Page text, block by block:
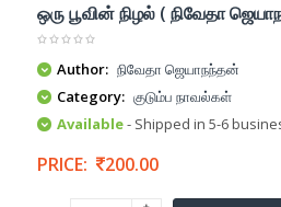
ஒரு பூவின் நிழல் ( நிவேதா
Author: நிவேதா ஜெயாநந்தன்
Category: குடும்ப நாவல்கள்
Available- Shipped in 5-6
PRICE: 200.00